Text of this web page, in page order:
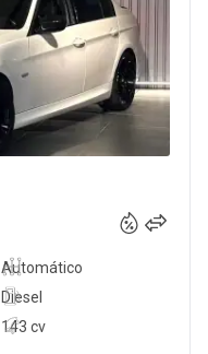
Automático
143 cv
Diesel